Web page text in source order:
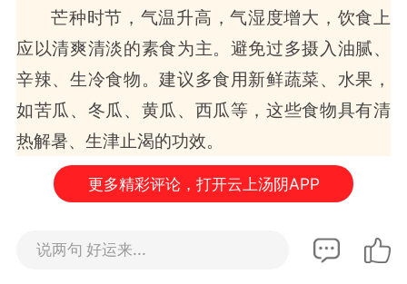
芒种时节，气温升高，气湿度增大，饮食上
应以清爽清淡的素食为主。避免过多摄入油腻、
辛辣、生冷食物。建议多食用新鲜蔬菜、水果，
如苦瓜、冬瓜、黄瓜、西瓜等，这些食物具有清
热解暑、生津止渴的功效。
一、饮食调养
更多精彩评论，打开云上汤阴APP
说两句 好运来...